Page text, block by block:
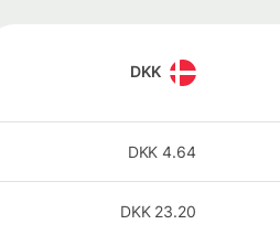
DKK
4.64
DKK
23.20
DKK